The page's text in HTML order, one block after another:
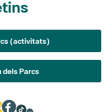
(activitats)
Parcs